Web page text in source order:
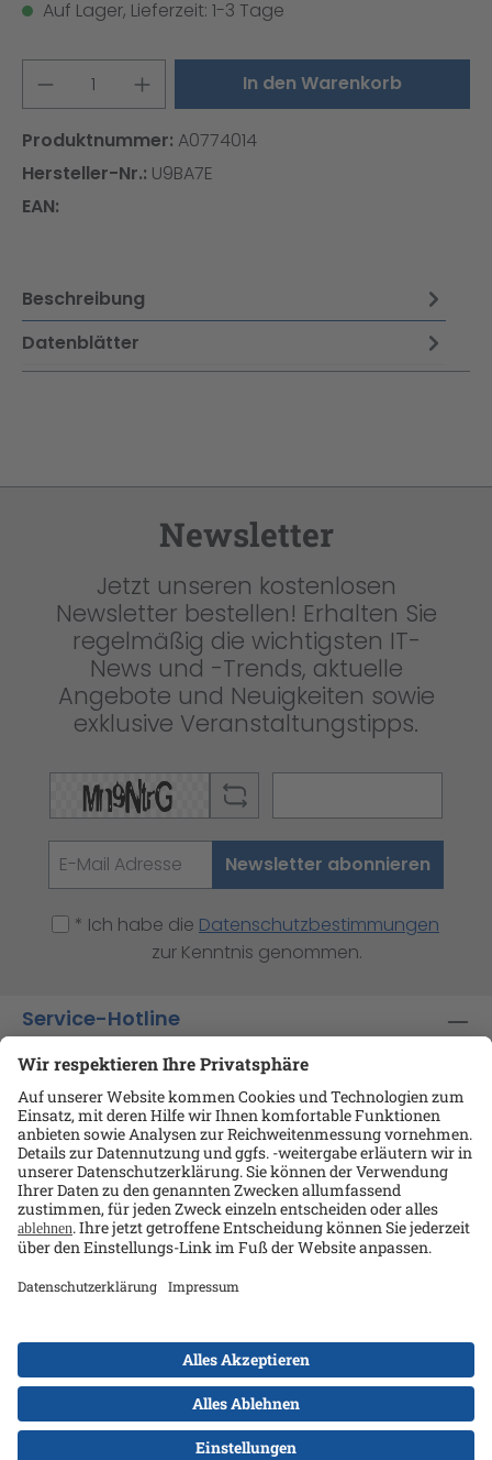
Auf Lager, Lieferzeit: 1-3 Tage
Produkt Anzahl: Gib denIn den Warenkorb
Produktnummer: A0774014
Hersteller-Nr.: U9BA7E
EAN:
Beschreibung
Datenblätter
Newsletter
Jetzt unseren kostenlosen
Newsletter bestellen! Erhalten Sie
regelmäßig die wichtigsten IT-
News und -Trends, aktuelle
Angebote und Neuigkeiten sowie
exklusive Veranstaltungstipps.
Newsletter abonnieren
* Ich habe die Datenschutzbestimmungen
zur Kenntnis genommen.
Service-Hotline
Shop-Service
Informationen
Ansprechpartner
Kontakt
Alle Preise exkl. gesetzl. Mehrwertsteuer zzgl.
Versandkostenund ggf. Nachnahmegebühren, wenn
nicht anders angegeben.